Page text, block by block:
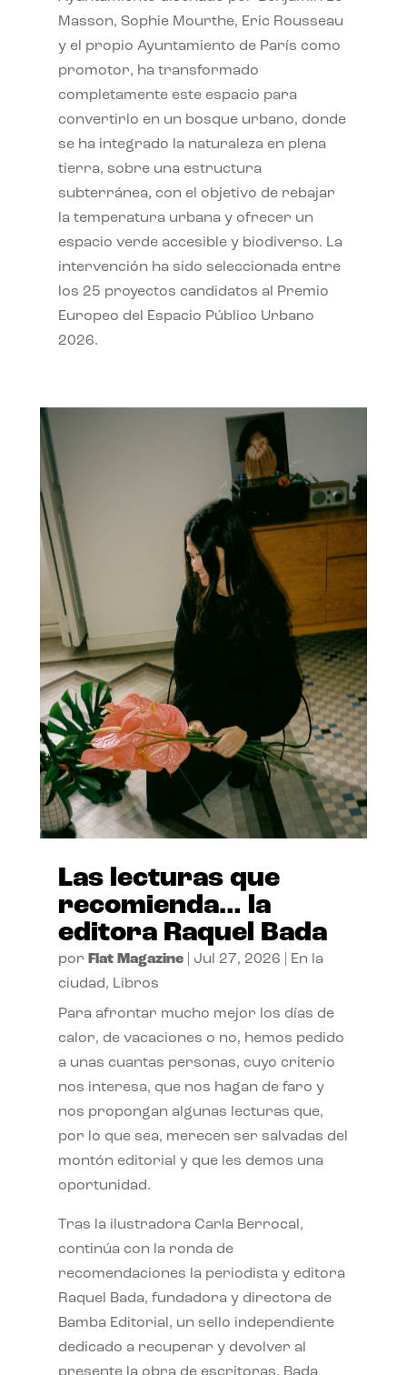
Masson, Sophie Mourthe, Eric Rousseau
y el propio Ayuntamiento de París como
promotor, ha transformado
completamente este espacio para
convertirlo en un bosque urbano, donde
se ha integrado la naturaleza en plena
tierra, sobre una estructura
subterránea, con el objetivo de rebajar
la temperatura urbana y ofrecer un
espacio verde accesible y biodiverso. La
intervención ha sido seleccionada entre
los 25 proyectos candidatos al Premio
Europeo del Espacio Público Urbano
2026.
Las lecturas que
recomienda… la
editora Raquel Bada
por Flat Magazine| Jul 27, 2026
En la
ciudad, Libros
Para afrontar mucho mejor los días de
calor, de vacaciones o no, hemos pedido
a unas cuantas personas, cuyo criterio
nos interesa, que nos hagan de faro y
nos propongan algunas lecturas que,
por lo que sea, merecen ser salvadas del
montón editorial y que les demos una
oportunidad.
Tras la ilustradora Carla Berrocal,
continúa con la ronda de
recomendaciones la periodista y editora
Raquel Bada, fundadora y directora de
Bamba Editorial, un sello independiente
dedicado a recuperar y devolver al